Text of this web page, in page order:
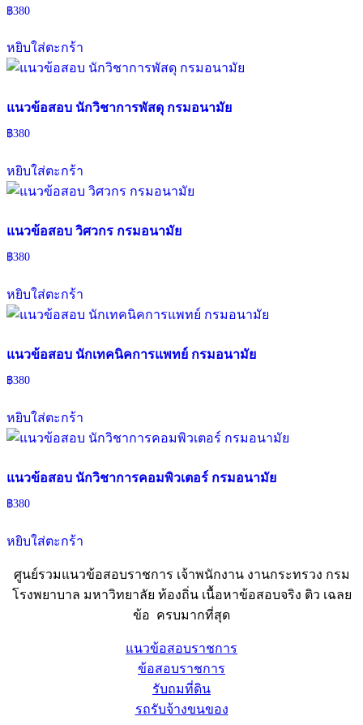
฿380
หยิบใส่ตะกร้า
แนวข้อสอบ นักวิชาการพัสดุ กรมอนามัย
฿380
หยิบใส่ตะกร้า
แนวข้อสอบ วิศวกร กรมอนามัย
฿380
หยิบใส่ตะกร้า
แนวข้อสอบ นักเทคนิคการแพทย์ กรมอนามัย
฿380
หยิบใส่ตะกร้า
แนวข้อสอบ นักวิชาการคอมพิวเตอร์ กรมอนามัย
฿380
หยิบใส่ตะกร้า
ศูนย์รวมแนวข้อสอบราชการ เจ้าพนักงาน งานกระทรวง กรม
โรงพยาบาล มหาวิทยาลัย ท้องถิ่น เนื้อหาข้อสอบจริง ติว เฉลย
ข้อ ครบมากที่สุด
แนวข้อสอบราชการ
ข้อสอบราชการ
รับถมที่ดิน
รถรับจ้างขนของ